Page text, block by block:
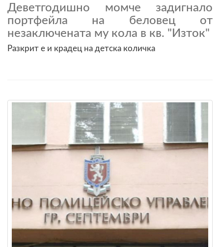
Деветгодишно момче задигнало
портфейла на беловец от
незаключената му кола в кв. "Изток"
Разкрит е и крадец на детска количка